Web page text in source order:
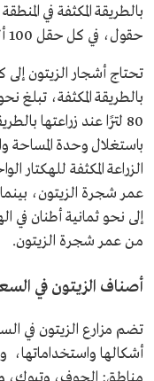
بالطريقة المكثفة في
حقول، في كل حقل 100 ألف شجرة.
تحتاج أشجار الزيتون إلى
80 لترًا عند زراعتها
باستغلال وحدة المساحة
عمر شجرة الزيتون، بينما
إلى نحو ثمانية أطنان في
من عمر شجرة الزيتون.
أصناف الزيتون في
أشكالها